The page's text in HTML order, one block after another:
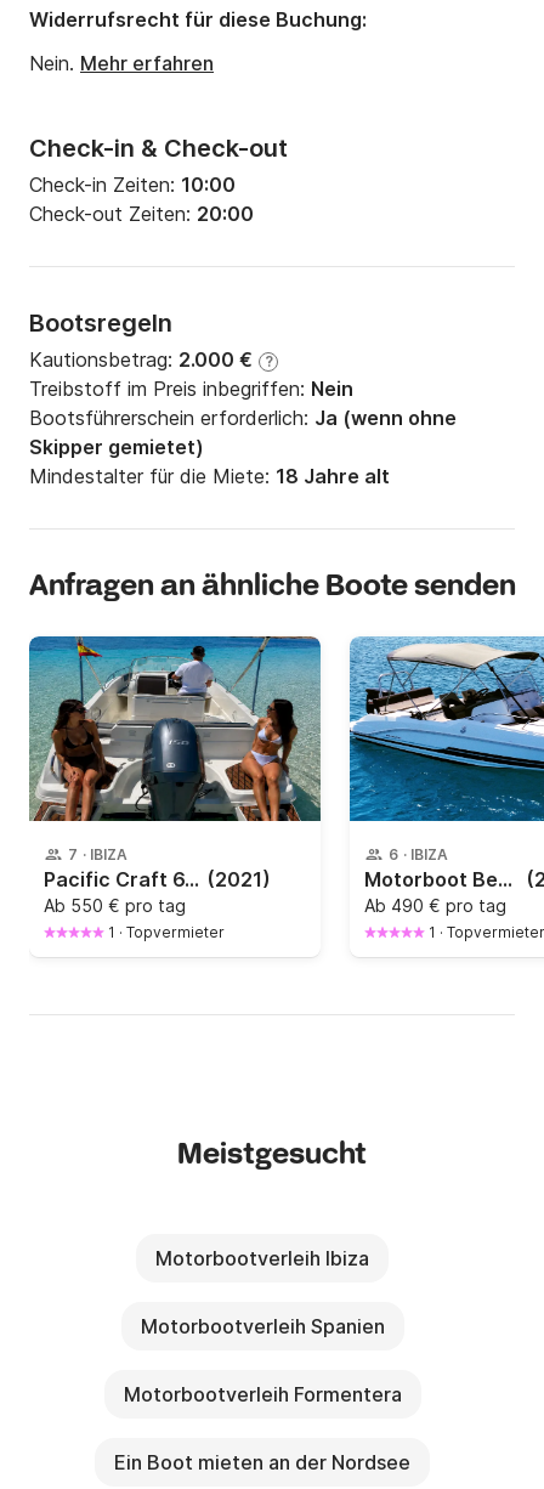
Check-in & Check-out
Check-in Zeiten: 10:00
Check-out Zeiten: 20:00
Bootsregeln
Kautionsbetrag: 2.000 € ?
Treibstoff im Preis inbegriffen: Nein
Bootsführerschein erforderlich: Ja (wenn ohne
Skipper gemietet)
Mindestalter für die Miete: 18 Jahre alt
Widerrufsrecht für diese Buchung:
Nein. Mehr erfahren
Anfragen an ähnliche Boote senden
7 · IBIZA
Pacific Craft 6.25, bis zu 7 Personen in Ibiza (Marina Botafoch), Bootsführerschein erforderlich. (2021)
Ab 550 € pro tag
1 · Topvermieter
6 · IBIZA
Motorboot Beneteau Flyer 5.5 Sundeck 140PS
Ab 490 € pro tag
1 · Topvermieter
Meistgesucht
Motorbootverleih Ibiza
Motorbootverleih Spanien
Motorbootverleih Formentera
Ein Boot mieten an der Nordsee